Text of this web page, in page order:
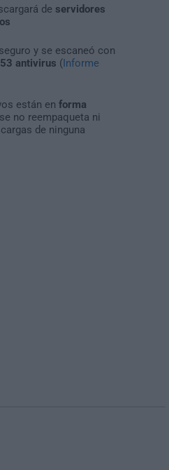
de servidores
y se escaneó con
53 antivirus (Informe
están en forma
no reempaqueta ni
de ninguna